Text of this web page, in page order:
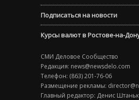
Подписаться на новости
Курсы валют в Ростове-на-
СМИ Деловое Сообщество
Редакция: news@newsdelo.com
Телефон: (863) 201-76-06
Размещение рекламы:
Главный редактор: Денис